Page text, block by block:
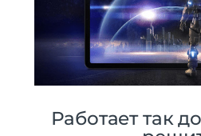
Работает так